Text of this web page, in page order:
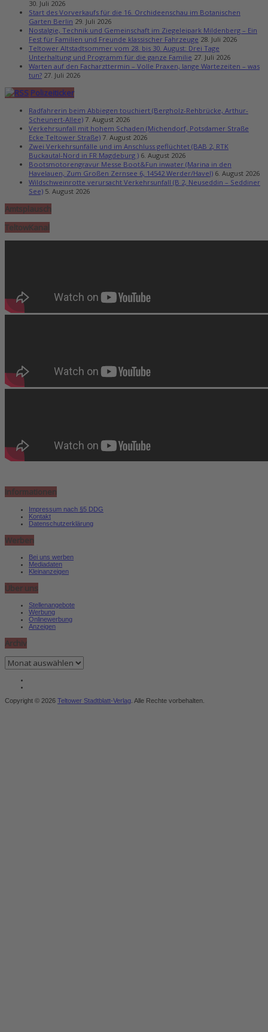
30. Juli 2026
Start des Vorverkaufs für die 16. Orchideenschau im Botanischen
Garten Berlin 29. Juli 2026
Nostalgie, Technik und Gemeinschaft im Ziegeleipark Mildenberg – Ein
Fest für Familien und Freunde klassischer Fahrzeuge 28. Juli 2026
Teltower Altstadtsommer vom 28. bis 30. August: Drei Tage
Unterhaltung und Programm für die ganze Familie 27. Juli 2026
Warten auf den Facharzttermin – Volle Praxen, lange Wartezeiten – was
tun? 27. Juli 2026
Polizeiticker
Radfahrerin beim Abbiegen touchiert (Bergholz-Rehbrücke, Arthur-
Scheunert-Allee) 7. August 2026
Verkehrsunfall mit hohem Schaden (Michendorf, Potsdamer Straße
Ecke Teltower Straße) 7. August 2026
Zwei Verkehrsunfälle und im Anschluss geflüchtet (BAB 2, RTK
Buckautal-Nord in FR Magdeburg ) 6. August 2026
Bootsmotorengravur Messe Boot&Fun inwater (Marina in den
Havelauen, Zum Großen Zernsee 6, 14542 Werder/Havel) 6. August 2026
Wildschweinrotte verursacht Verkehrsunfall (B 2, Neuseddin – Seddiner
See) 5. August 2026
Amtsplausch
TeltowKanal
Informationen
Impressum nach §5 DDG
Kontakt
Datenschutzerklärung
Werben
Bei uns werben
Mediadaten
Kleinanzeigen
Über uns
Stellenangebote
Werbung
Onlinewerbung
Anzeigen
Archiv
Archiv
Copyright © 2026 Teltower Stadtblatt-Verlag. Alle Rechte vorbehalten.